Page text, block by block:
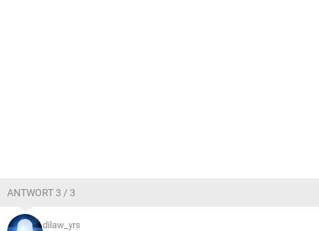
ANTWORT 3 / 3
dilaw_yrs